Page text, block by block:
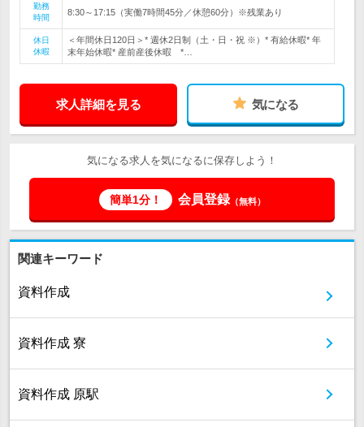
勤務
時間
8:30～17:15（実働7時間45分／休憩60分）※残業あり
休日
休暇
＜年間休日120日＞* 週休2日制（土・日・祝 ※）* 有給休暇* 年
末年始休暇* 産前産後休暇 *…
求人詳細を見る 気になる
気になる求人を気になるに保存しよう！
簡単1分！ 会員登録（無料）
関連キーワード
資料作成
資料作成 寮
資料作成 原駅